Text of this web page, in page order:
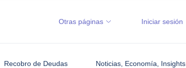
Recobro de Deudas Noticias, Economía, Insights
Otras páginas Iniciar sesión